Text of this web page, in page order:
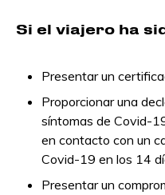
Si el viajero ha
Presentar un
Proporcionar una
síntomas de Covid-
en contacto con un
Covid-19 en los 14
Presentar un